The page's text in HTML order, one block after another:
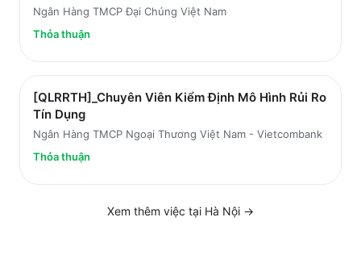
Ngân Hàng TMCP Đại Chúng Việt Nam
Thỏa thuận
[QLRRTH]_Chuyên Viên Kiểm Định Mô Hình Rủi Ro
Tín Dụng
Ngân Hàng TMCP Ngoại Thương Việt Nam - Vietcombank
Thỏa thuận
Xem thêm việc tại Hà Nội →